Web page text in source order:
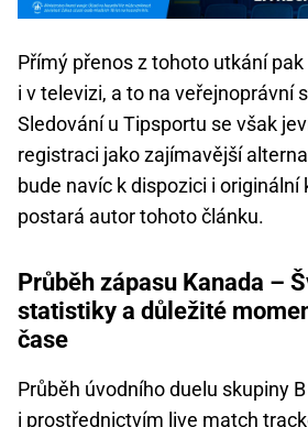
Přímý přenos z tohoto utkání
i v televizi, a to na veřejnoprávní
Sledování u Tipsportu se však
registraci jako zajímavější
bude navíc k dispozici i originální
postará autor tohoto článku.
Průběh zápasu Kanada –
statistiky a důležité
čase
Průběh úvodního duelu skupiny
i prostřednictvím live match